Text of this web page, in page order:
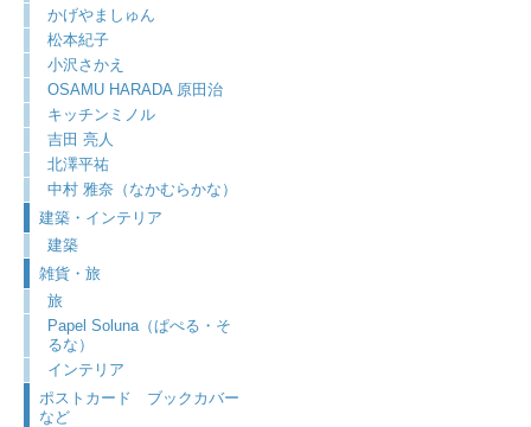
かげやましゅん
松本紀子
小沢さかえ
OSAMU HARADA 原田治
キッチンミノル
吉田 亮人
北澤平祐
中村 雅奈（なかむらかな）
建築・インテリア
建築
雑貨・旅
旅
Papel Soluna（ぱぺる・そ
るな）
インテリア
ポストカード ブックカバー
など